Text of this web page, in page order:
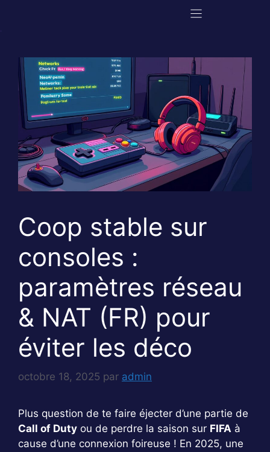
Coop stable sur
consoles :
paramètres réseau
& NAT (FR) pour
éviter les déco
octobre 18, 2025 par admin
Plus question de te faire éjecter d’une partie de
Call of Duty ou de perdre la saison sur FIFA à
cause d’une connexion foireuse ! En 2025, une